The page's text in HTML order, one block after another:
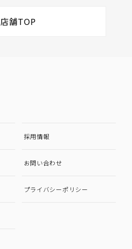
店舗TOP
採用情報
お問い合わせ
プライバシーポリシー